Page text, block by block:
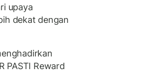
upaya
dekat dengan
PASTI Reward